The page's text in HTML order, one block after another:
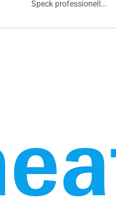
Speck professionell...